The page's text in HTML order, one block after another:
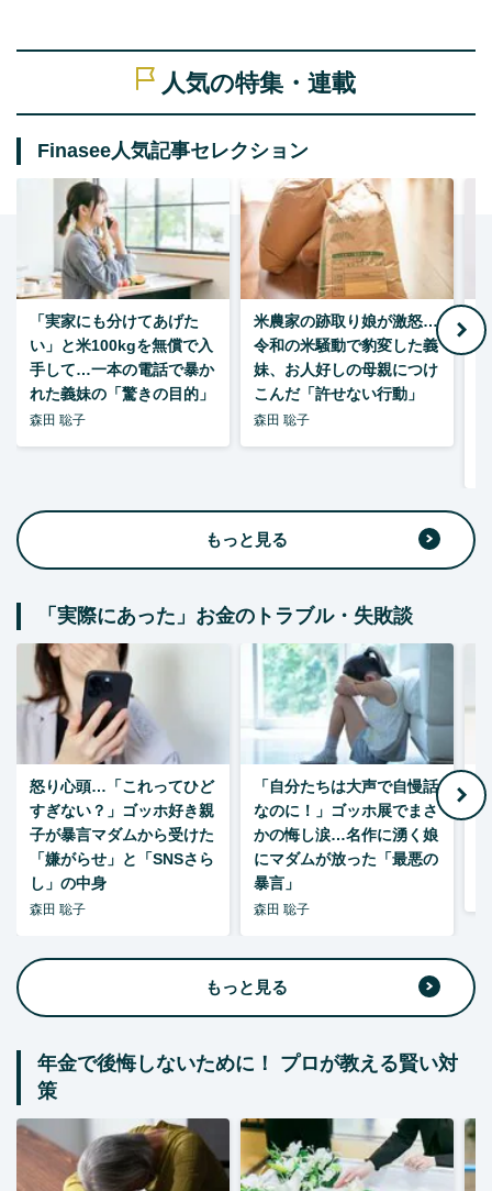
人気の特集・連載
Finasee人気記事セレクション
「実家にも分けてあげた
い」と米100kgを無償で入
手して…一本の電話で暴か
れた義妹の「驚きの目的」
森田 聡子
米農家の跡取り娘が激怒…
令和の米騒動で豹変した義
妹、お人好しの母親につけ
こんだ「許せない行動」
森田 聡子
もっと見る
「実際にあった」お金のトラブル・失敗談
怒り心頭…「これってひど
すぎない？」ゴッホ好き親
子が暴言マダムから受けた
「嫌がらせ」と「SNSさら
し」の中身
森田 聡子
「自分たちは大声で自慢話
なのに！」ゴッホ展でまさ
かの悔し涙…名作に湧く娘
にマダムが放った「最悪の
暴言」
森田 聡子
もっと見る
年金で後悔しないために！ プロが教える賢い対
策